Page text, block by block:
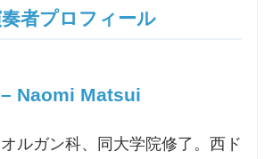
者プロフィール
Naomi Matsui
ルガン科、同大学院修了。西ド